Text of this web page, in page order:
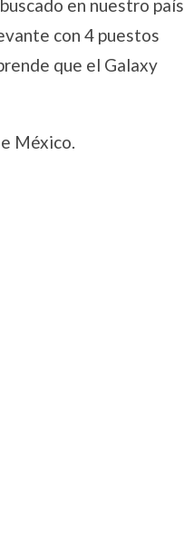
en nuestro país
con 4 puestos
que el Galaxy
México.